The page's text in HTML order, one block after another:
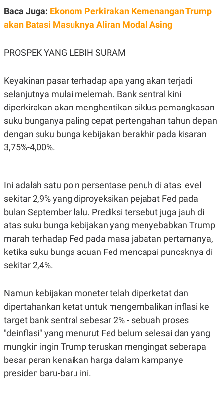
Baca Juga: Ekonom Perkirakan Kemenangan Trump
akan Batasi Masuknya Aliran Modal Asing
PROSPEK YANG LEBIH SURAM
Keyakinan pasar terhadap apa yang akan terjadi
selanjutnya mulai melemah. Bank sentral kini
diperkirakan akan menghentikan siklus pemangkasan
suku bunganya paling cepat pertengahan tahun depan
dengan suku bunga kebijakan berakhir pada kisaran
3,75%-4,00%.
Ini adalah satu poin persentase penuh di atas level
sekitar 2,9% yang diproyeksikan pejabat Fed pada
bulan September lalu. Prediksi tersebut juga jauh di
atas suku bunga kebijakan yang menyebabkan Trump
marah terhadap Fed pada masa jabatan pertamanya,
ketika suku bunga acuan Fed mencapai puncaknya di
sekitar 2,4%.
Namun kebijakan moneter telah diperketat dan
dipertahankan ketat untuk mengembalikan inflasi ke
target bank sentral sebesar 2% - sebuah proses
"deinflasi" yang menurut Fed belum selesai dan yang
mungkin ingin Trump teruskan mengingat seberapa
besar peran kenaikan harga dalam kampanye
presiden baru-baru ini.